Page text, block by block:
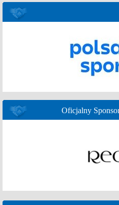
Oficjalny